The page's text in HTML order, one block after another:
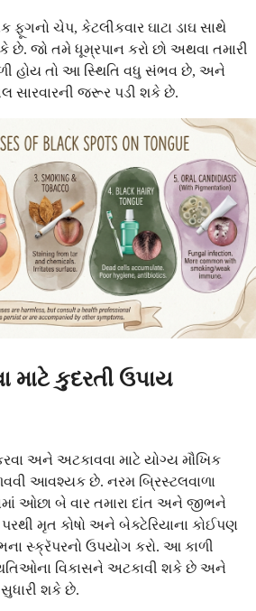
ચેપ, કેટલીકવાર ઘાટા ડાઘ સાથે
જો તમે ધૂમ્રપાન કરો છો અથવા તમારી
હોય તો આ સ્થિતિ વધુ સંભવ છે, અને
સારવારની જરૂર પડી શકે છે.
માટે કુદરતી ઉપાય
અને અટકાવવા માટે યોગ્ય મૌખિક
આવશ્યક છે. નરમ બ્રિસ્ટલવાળા
ઓછા બે વાર તમારા દાંત અને જીભને
મૃત કોષો અને બેક્ટેરિયાના કોઈપણ
સ્ક્રૅપરનો ઉપયોગ કરો. આ કાળી
વિકાસને અટકાવી શકે છે અને
શકે છે.